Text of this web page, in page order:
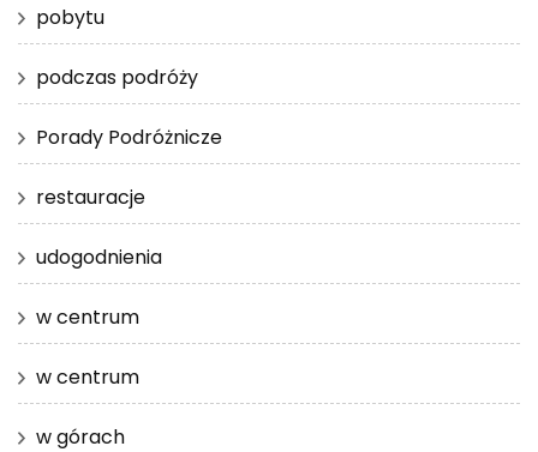
pobytu
podczas podróży
Porady Podróżnicze
restauracje
udogodnienia
w centrum
w centrum
w górach